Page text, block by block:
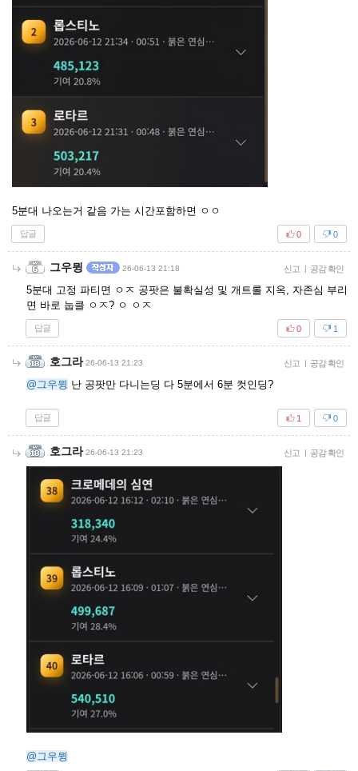
5분대 나오는거 같음 가는 시간포함하면 ㅇㅇ
답글 0
0
그우뮝 26-06-13 21:18 신고 | 공감 확인
5분대 고정 파티면 ㅇㅈ 공팟은 불확실성 및 개트롤 지옥, 자존심 부리
면 바로 눕클 ㅇㅈ? ㅇ ㅇㅈ
답글 1
0
호그라 26-06-13 21:23 신고 | 공감 확인
@그우뮝 난 공팟만 다니는딩 다 5분에서 6분 컷인딩?
답글 0
1
호그라 26-06-13 21:23 신고 | 공감 확인
@그우뮝